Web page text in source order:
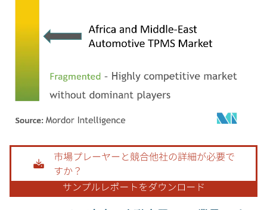
画像 © Mordor Intelligence。再利用にはCC BY 4.0の表示が必要です。